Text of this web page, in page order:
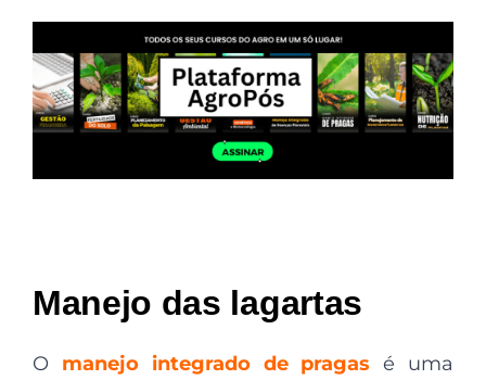
Manejo das lagartas
O manejo integrado de pragas é uma